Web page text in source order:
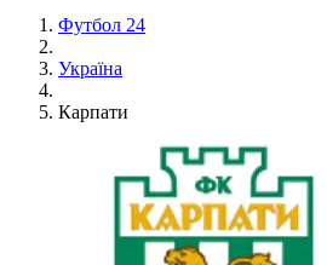
Футбол 24
Україна
Карпати